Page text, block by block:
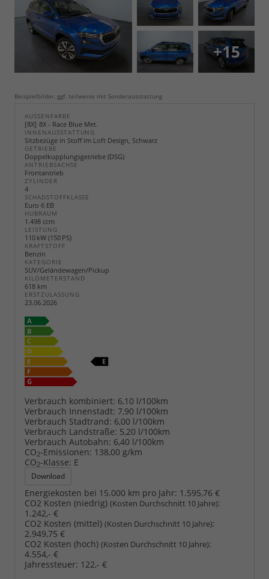
+15
Beispielbilder, ggf. teilweise mit Sonderausstattung
AUSSENFARBE
8X 8X - Race Blue Met.
INNENAUSSTATTUNG
Sitzbezüge in Stoff im Loft Design, Schwarz
GETRIEBE
Doppelkupplungsgetriebe (DSG)
ANTRIEBSACHSE
Frontantrieb
ZYLINDER
4
SCHADSTOFFKLASSE
Euro 6 EB
HUBRAUM
1.498 ccm
LEISTUNG
110 kW (150 PS)
KRAFTSTOFF
Benzin
KATEGORIE
SUV/Geländewagen/Pickup
KILOMETERSTAND
618 km
ERSTZULASSUNG
23.06.2026
Verbrauch kombiniert: 6,10 l/100km
Verbrauch Innenstadt: 7,90 l/100km
Verbrauch Stadtrand: 6,00 l/100km
Verbrauch Landstraße: 5,20 l/100km
Verbrauch Autobahn: 6,40 l/100km
CO2-Emissionen: 138,00 g/km
CO2-Klasse: E
Download
Energiekosten bei 15.000 km pro Jahr: 1.595,76 €
CO2 Kosten (niedrig) (Kosten Durchschnitt 10 Jahre):
1.242,- €
CO2 Kosten (mittel) (Kosten Durchschnitt 10 Jahre):
2.949,75 €
CO2 Kosten (hoch) (Kosten Durchschnitt 10 Jahre):
4.554,- €
Jahressteuer: 122,- €